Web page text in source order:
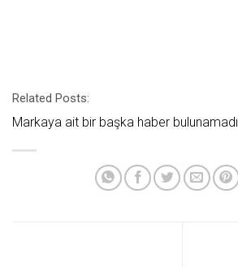
Related Posts:
Markaya ait bir başka haber bulunamadı